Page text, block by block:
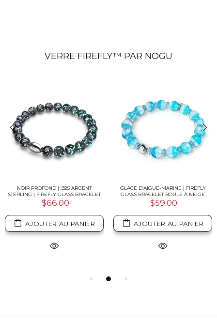
VERRE FIREFLY™ PAR NOGU
NOIR PROFOND | .925 ARGENT
STERLING | FIREFLY GLASS BRACELET
$66.00
AJOUTER AU PANIER
GLACE D’AIGUE-MARINE | FIREFLY
GLASS BRACELET BOULE À NEIGE
$59.00
AJOUTER AU PANIER